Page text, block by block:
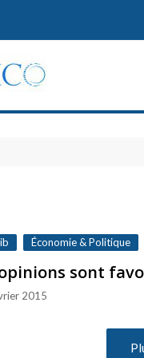
Économie & Politique
sont
2015